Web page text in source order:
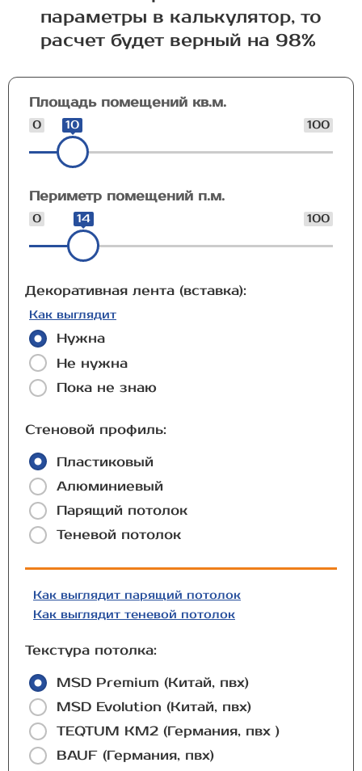
параметры в калькулятор, то
расчет будет верный на 98%
Площадь помещений кв.м.
0 100
10
Периметр помещений п.м.
0 100
14
Декоративная лента (вставка):
Как выглядит
Нужна
Не нужна
Пока не знаю
Стеновой профиль:
Пластиковый
Алюминиевый
Парящий потолок
Теневой потолок
Как выглядит парящий потолок
Как выглядит теневой потолок
Текстура потолка:
MSD Premium (Китай, пвх)
MSD Evolution (Китай, пвх)
TEQTUM КМ2 (Германия, пвх )
BAUF (Германия, пвх)